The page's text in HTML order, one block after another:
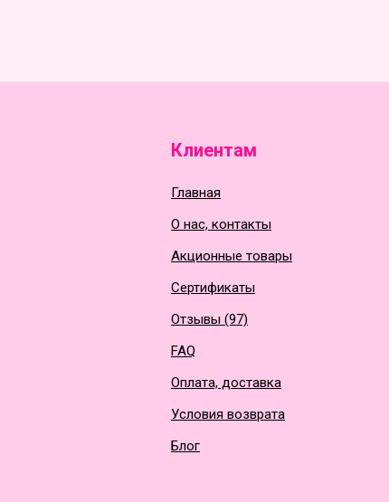
Клиентам
Главная
О нас, контакты
Акционные товары
Сертификаты
Отзывы (97)
FAQ
Оплата, доставка
Условия возврата
Блог